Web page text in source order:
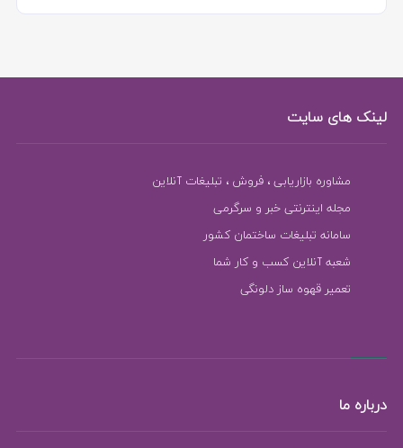
لینک های سایت
مشاوره بازاریابی ، فروش ، تبلیغات آنلاین
مجله اینترنتی خبر و سرگرمی
سامانه تبلیغات ساختمان کشور
شعبه آنلاین کسب و کار شما
تعمیر قهوه ساز دلونگی
درباره ما